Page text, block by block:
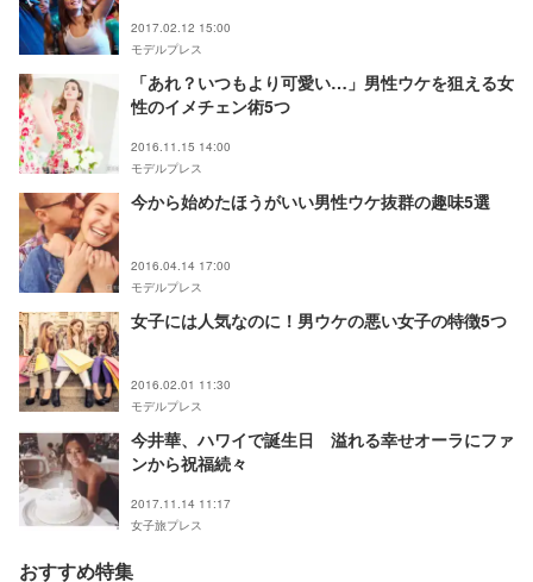
2017.02.12 15:00
モデルプレス
「あれ？いつもより可愛い…」男性ウケを狙える女
性のイメチェン術5つ
2016.11.15 14:00
モデルプレス
今から始めたほうがいい男性ウケ抜群の趣味5選
2016.04.14 17:00
モデルプレス
女子には人気なのに！男ウケの悪い女子の特徴5つ
2016.02.01 11:30
モデルプレス
今井華、ハワイで誕生日 溢れる幸せオーラにファ
ンから祝福続々
2017.11.14 11:17
女子旅プレス
おすすめ特集